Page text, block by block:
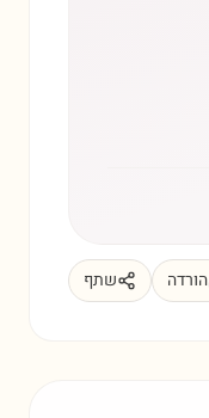
הורדה שתף